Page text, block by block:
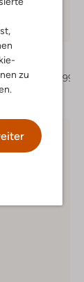
zu
279,95
€ 139,99